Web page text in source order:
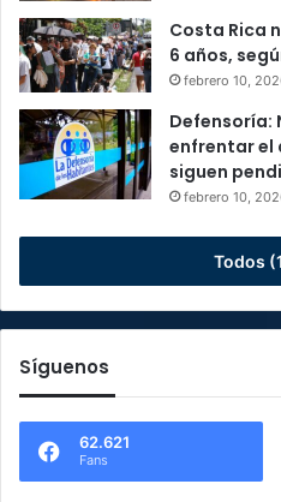
Costa Rica
6 años,
febrero 10,
Defensoría:
enfrentar el
siguen
febrero 10,
Todos
Síguenos
62.621
Fans